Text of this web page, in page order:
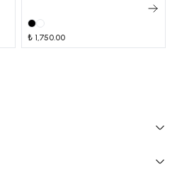
₺ 1,750.00